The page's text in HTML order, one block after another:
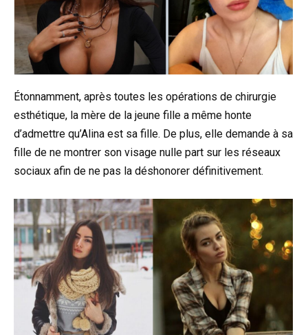
Étonnamment, après toutes les opérations de chirurgie
esthétique, la mère de la jeune fille a même honte
d’admettre qu’Alina est sa fille. De plus, elle demande à sa
fille de ne montrer son visage nulle part sur les réseaux
sociaux afin de ne pas la déshonorer définitivement.